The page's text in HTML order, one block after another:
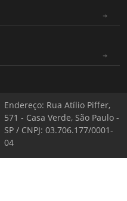
Endereço: Rua Atílio Piffer,
571 - Casa Verde, São Paulo -
SP / CNPJ: 03.706.177/0001-
04